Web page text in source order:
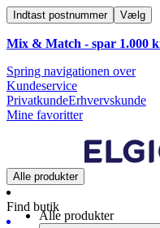
Indtast postnummer Vælg
Mix & Match - spar 1.000
Spring navigationen over
Kundeservice
PrivatkundeErhvervskunde
Mine favoritter
Alle produkter
Find butik
Alle produkter